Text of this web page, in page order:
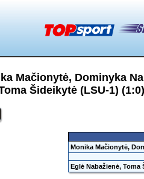
Mačionytė, Dominyka
Šideikytė (LSU-1) (1:0)
Monika Mačionytė,
Eglė Nabažienė, Toma